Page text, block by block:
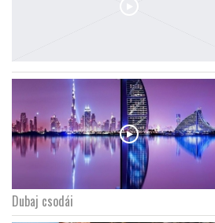
Dubaj csodái